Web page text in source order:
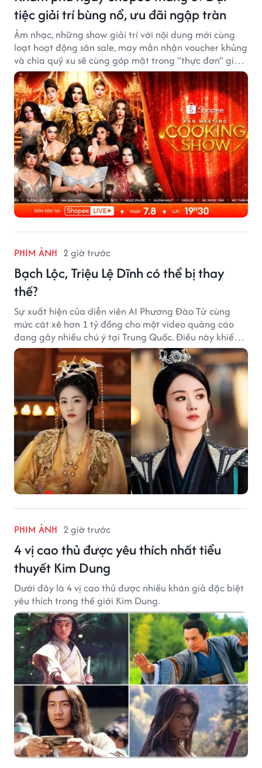
tiệc giải trí bùng nổ, ưu đãi ngập tràn
Âm nhạc, những show giải trí với nội dung mới cùng
loạt hoạt động săn sale, may mắn nhận voucher khủng
và chia quỹ xu sẽ cùng góp mặt trong “thực đơn” giải
trí cuối tuần trên Shopee, diễn ra liên tiếp vào ngày
7/8 và 8/8.
PHIM ẢNH 2 giờ trước
Bạch Lộc, Triệu Lệ Dĩnh có thể bị thay
thế?
Sự xuất hiện của diễn viên AI Phương Đào Tử cùng
mức cát xê hơn 1 tỷ đồng cho một video quảng cáo
đang gây nhiều chú ý tại Trung Quốc. Điều này khiến
không ít người đặt câu hỏi liệu những ngôi sao hàng
đầu như Bạch Lộc, Triệu Lệ Dĩnh có thể bị thay thế
trong tương lai.
PHIM ẢNH 2 giờ trước
4 vị cao thủ được yêu thích nhất tiểu
thuyết Kim Dung
Dưới đây là 4 vị cao thủ được nhiều khán giả đặc biệt
yêu thích trong thế giới Kim Dung.